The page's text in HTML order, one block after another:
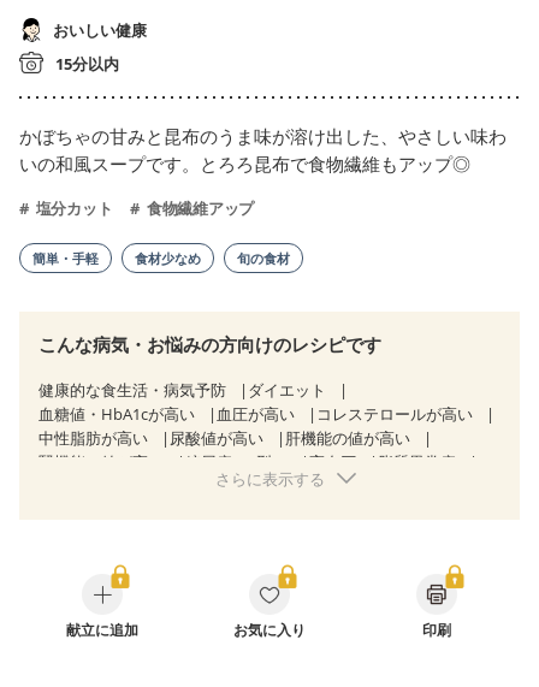
おいしい健康
15分以内
かぼちゃの甘みと昆布のうま味が溶け出した、やさしい味わ
いの和風スープです。とろろ昆布で食物繊維もアップ◎
塩分カット 食物繊維アップ
簡単・手軽 食材少なめ 旬の食材
こんな病気・お悩みの方向けのレシピです
健康的な食生活・病気予防
ダイエット
血糖値・HbA1cが高い
血圧が高い
コレステロールが高い
中性脂肪が高い
尿酸値が高い
肝機能の値が高い
腎機能の値が高い
糖尿病（2型） 高血圧
脂質異常症
狭心症 心筋梗塞
過敏性腸症候群（IBS）
睡眠時無呼吸症候群
糖尿病性腎症（第１期）
糖尿病性腎症（第２期）
糖尿病性腎症（第３期）
CKD（ステージ１）
さらに表示する
献立に追加 お気に入り 印刷